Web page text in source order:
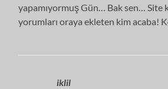
yapamıyormuş Gün… Bak sen… Site
yorumları oraya ekleten kim acaba!
iklil